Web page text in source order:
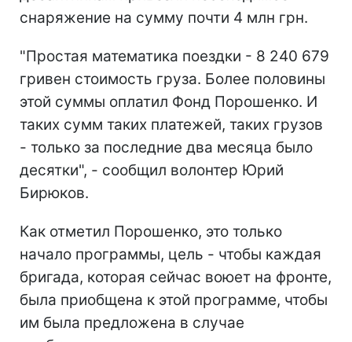
снаряжение на сумму почти 4 млн грн.
"Простая математика поездки - 8 240 679
гривен стоимость груза. Более половины
этой суммы оплатил Фонд Порошенко. И
таких сумм таких платежей, таких грузов
- только за последние два месяца было
десятки", - сообщил волонтер Юрий
Бирюков.
Как отметил Порошенко, это только
начало программы, цель - чтобы каждая
бригада, которая сейчас воюет на фронте,
была приобщена к этой программе, чтобы
им была предложена в случае